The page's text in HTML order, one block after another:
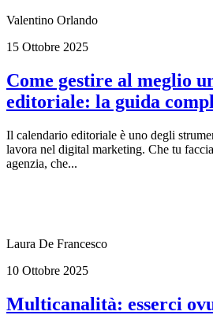
Valentino Orlando
15 Ottobre 2025
Come gestire al meglio
editoriale: la guida
Il calendario editoriale è uno degli
lavora nel digital marketing. Che tu
agenzia, che...
Laura De Francesco
10 Ottobre 2025
Multicanalità: esserci